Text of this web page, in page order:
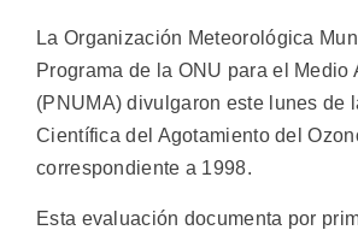
La Organización Meteorológica
Programa de la ONU para el Medio
(PNUMA) divulgaron este lunes de
Científica del Agotamiento del
correspondiente a 1998.
Esta evaluación documenta por